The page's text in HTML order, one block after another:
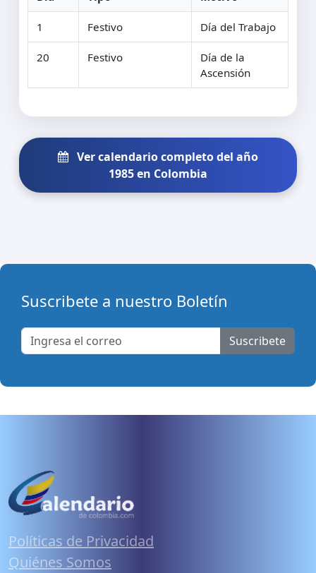
1 Festivo Día del Trabajo
20 Festivo
Día de la
Ascensión
Ver calendario completo del año
1985 en Colombia
Suscribete a nuestro Boletín
Suscribete
Políticas de Privacidad
Quiénes Somos